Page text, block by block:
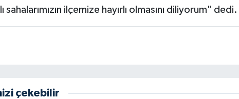
sahalarımızın ilçemize hayırlı olmasını diliyorum" dedi.
çekebilir